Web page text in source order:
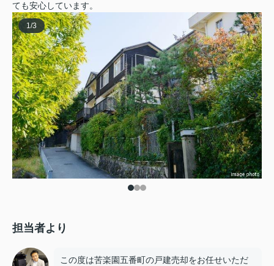
ても安心しています。
1/3
担当者より
この度は苦楽園五番町の戸建売却をお任せいただ